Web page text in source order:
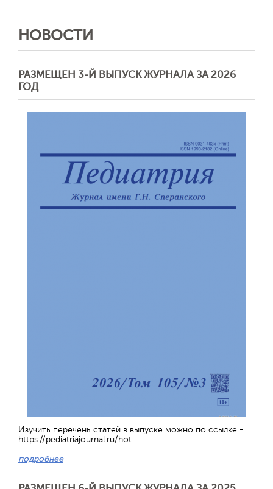
НОВОСТИ
РАЗМЕЩЕН 3-Й ВЫПУСК ЖУРНАЛА ЗА 2026
ГОД
Изучить перечень статей в выпуске можно по ссылке -
https://pediatriajournal.ru/hot
подробнее